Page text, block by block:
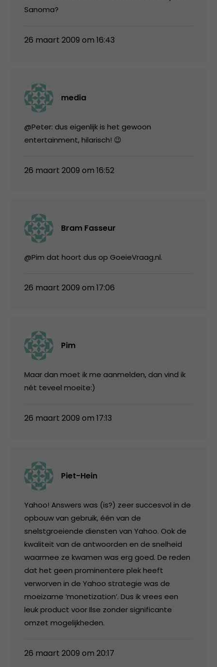
Sanoma?
26 maart 2009 om 16:43
media
@Peter: dus eigenlijk is het gewoon
entertainment, hilarisch! 😉
26 maart 2009 om 16:52
Bram Fasseur
@Pim dat hoort dus op GoeieVraag.nl.
26 maart 2009 om 17:06
Pim
Maar dan moet ik me aanmelden, dan vind ik
nét teveel moeite:)
26 maart 2009 om 17:13
Piet-Hein
Yahoo! Answers was (is?) zeer succesvol in de
opbouw van gebruik, één van de
snelstgroeiende diensten van Yahoo. Ook de
kwaliteit van de antwoorden en de snelheid
waarmee ze kwamen was erg goed. De reden
dat het geen prominentere plek heeft
verworven in de Yahoo strategie was de
moeizame ‘monetization’. Dus ik vrees een
leuk product voor Ilse zonder significante
omzet mogelijkheden.
26 maart 2009 om 20:17